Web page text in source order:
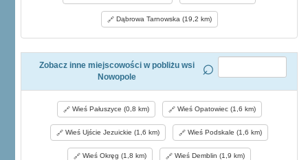
Dąbrowa Tarnowska (19,2 km)
Zobacz inne miejscowości w pobliżu wsi
Nowopole
Wieś Pałuszyce (0,8 km) Wieś Opatowiec (1,6 km)
Wieś Ujście Jezuickie (1,6 km) Wieś Podskale (1,6 km)
Wieś Okręg (1,8 km) Wieś Demblin (1,9 km)